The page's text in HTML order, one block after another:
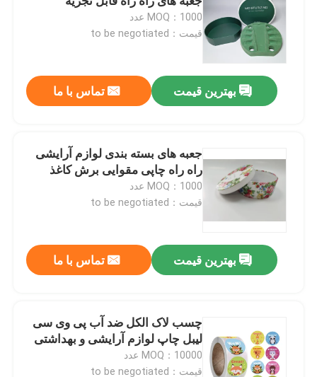
MOQ：1000 عدد
قیمت：to be negotiated
بهترین قیمت تماس با ما
جعبه های بسته بندی لوازم آرایشی
راه راه چاپی مقوایی برش کاغذ
MOQ：1000 عدد
قیمت：to be negotiated
بهترین قیمت تماس با ما
چسب لاک الکل ضد آب پی وی سی
لیبل چاپ لوازم آرایشی و بهداشتی
MOQ：10000 عدد
قیمت：to be negotiated